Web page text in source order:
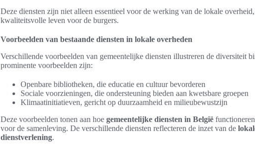
Deze diensten zijn niet alleen essentieel voor de werking van de lokale
kwaliteitsvolle leven voor de burgers.
Voorbeelden van bestaande diensten in lokale overheden
Verschillende voorbeelden van gemeentelijke diensten illustreren de diversiteit
prominente voorbeelden zijn:
Openbare bibliotheken, die educatie en cultuur bevorderen
Sociale voorzieningen, die ondersteuning bieden aan kwetsbare groepen
Klimaatinitiatieven, gericht op duurzaamheid en milieubewustzijn
Deze voorbeelden tonen aan hoe gemeentelijke diensten in België
voor de samenleving. De verschillende diensten reflecteren de inzet van de
dienstverlening.